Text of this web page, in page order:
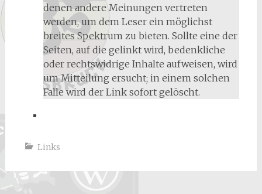
denen andere Meinungen vertreten
werden, um dem Leser ein möglichst
breites Spektrum zu bieten. Sollte eine der
Seiten, auf die gelinkt wird, bedenkliche
oder rechtswidrige Inhalte aufweisen, wird
um Mitteilung ersucht; in einem solchen
Falle wird der Link sofort gelöscht.
Links